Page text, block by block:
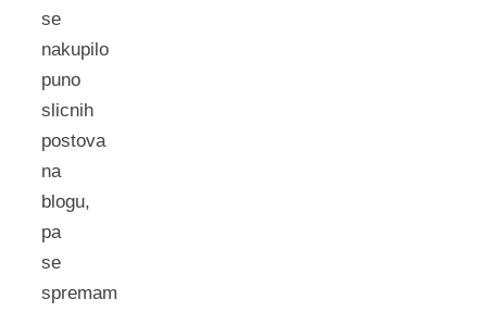
se
nakupilo
puno
slicnih
postova
na
blogu,
pa
se
spremam